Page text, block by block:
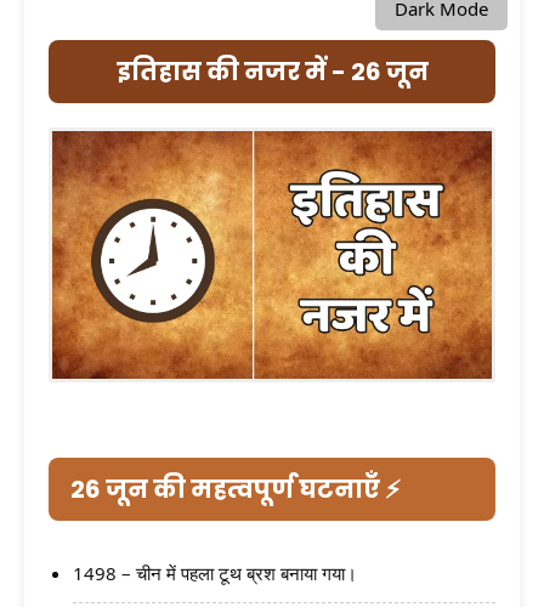
Dark Mode
इतिहास की नजर में - 26 जून
26 जून की महत्वपूर्ण घटनाएँ ⚡
1498 – चीन में पहला टूथ ब्रश बनाया गया।